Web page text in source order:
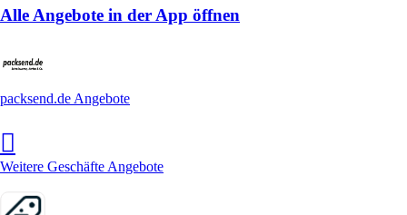
Alle Angebote in der App öffnen
packsend.de Angebote
Weitere Geschäfte Angebote